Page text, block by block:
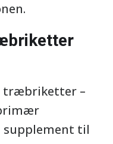
træbriketter –
supplement til